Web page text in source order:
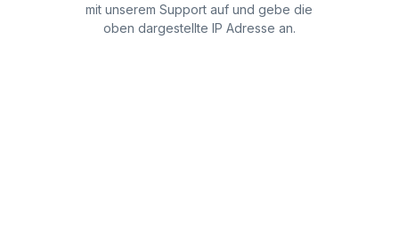
mit unserem Support auf und gebe die
oben dargestellte IP Adresse an.